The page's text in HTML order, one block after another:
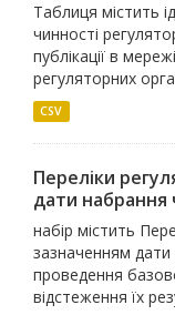
Таблиця містить
чинності
публікації в
регуляторних
CSV
Переліки
дати набрання
набір містить
зазначенням дати
проведення
відстеження їх